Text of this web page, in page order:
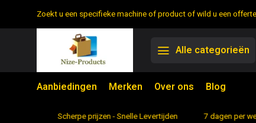
Zoekt u een specifieke machine of product of wild u een
Alle categorieën
Aanbiedingen Merken Over ons Blog
Scherpe prijzen - Snelle Levertijden 7 dagen per